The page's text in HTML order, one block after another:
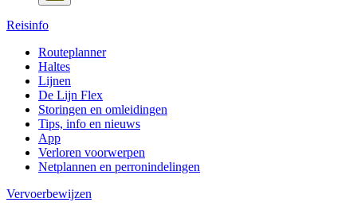
Reisinfo
Routeplanner
Haltes
Lijnen
De Lijn Flex
Storingen en omleidingen
Tips, info en nieuws
App
Verloren voorwerpen
Netplannen en perronindelingen
Vervoerbewijzen